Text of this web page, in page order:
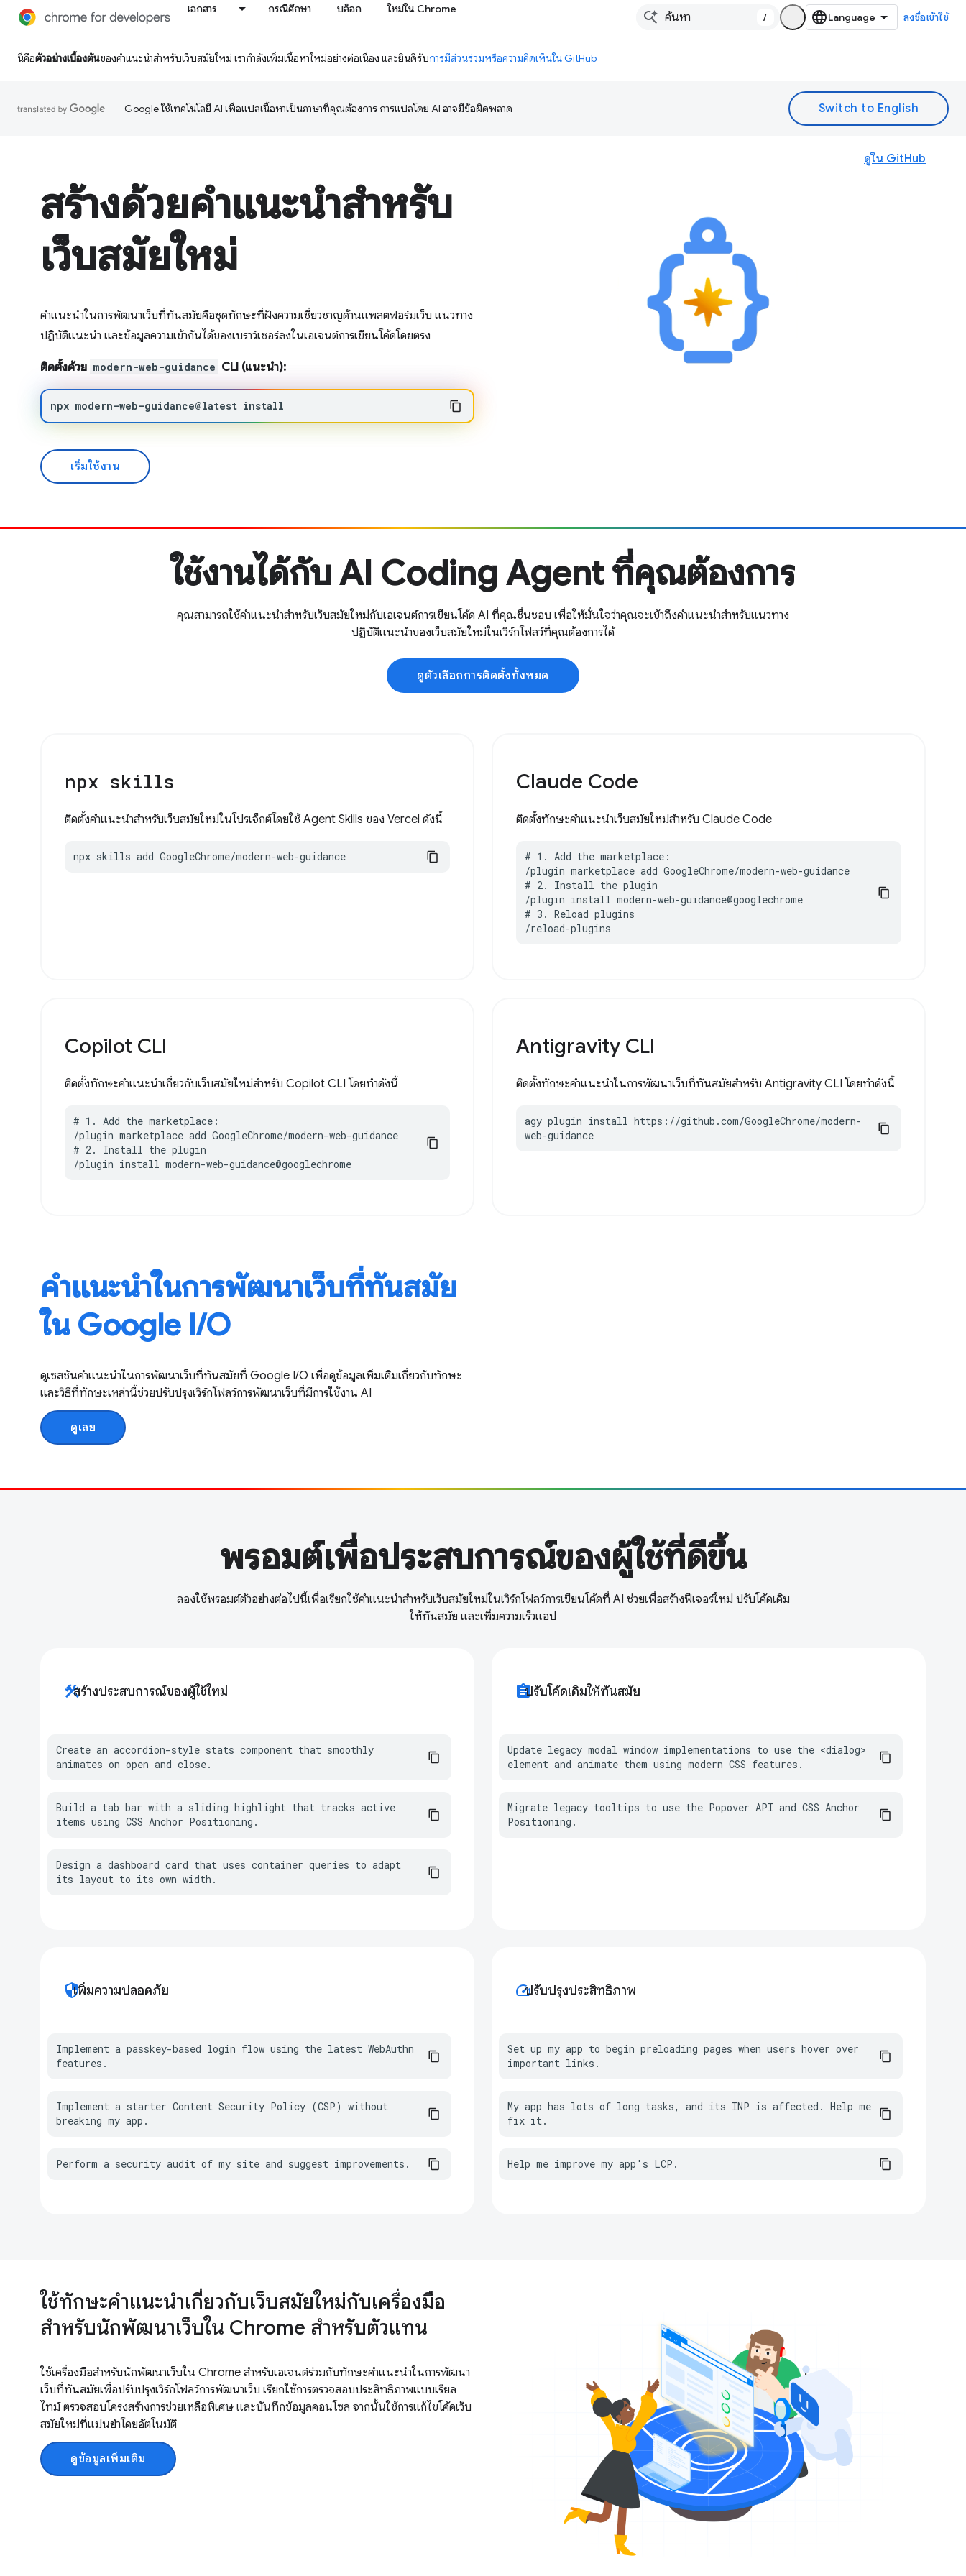
เอกสาร กรณีศึกษา บล็อก ใหม่ใน Chrome
/ ลงชื่อเข้าใช้
นี่คือตัวอย่างเบื้องต้นของคำแนะนำสำหรับเว็บสมัยใหม่ เรากำลังเพิ่มเนื้อหาใหม่อย่างต่อเนื่อง และยินดีรับการมีส่วนร่วมหรือความคิดเห็นใน GitHub
Google ใช้เทคโนโลยี AI เพื่อแปลเนื้อหาเป็นภาษาที่คุณต้องการ การแปลโดย AI อาจมีข้อผิดพลาด
สร้างด้วยคำแนะนำสำหรับ
เว็บสมัยใหม่
คำแนะนำในการพัฒนาเว็บที่ทันสมัยคือชุดทักษะที่ฝังความเชี่ยวชาญด้านแพลตฟอร์มเว็บ แนวทาง
ปฏิบัติแนะนำ และข้อมูลความเข้ากันได้ของเบราว์เซอร์ลงในเอเจนต์การเขียนโค้ดโดยตรง
ติดตั้งด้วย modern-web-guidance CLI (แนะนำ):
npx modern-web-guidance@latest install
เริ่มใช้งาน
ดูใน GitHub
ใช้งานได้กับ AI Coding Agent ที่คุณต้องการ
คุณสามารถใช้คำแนะนำสำหรับเว็บสมัยใหม่กับเอเจนต์การเขียนโค้ด AI ที่คุณชื่นชอบ เพื่อให้มั่นใจว่าคุณจะเข้าถึงคำแนะนำสำหรับแนวทาง
ปฏิบัติแนะนำของเว็บสมัยใหม่ในเวิร์กโฟลว์ที่คุณต้องการได้
ดูตัวเลือกการติดตั้งทั้งหมด
npx skills
ติดตั้งคำแนะนำสำหรับเว็บสมัยใหม่ในโปรเจ็กต์โดยใช้ Agent Skills ของ Vercel ดังนี้
npx skills add GoogleChrome/modern-web-guidance
Claude Code
ติดตั้งทักษะคำแนะนำเว็บสมัยใหม่สำหรับ Claude Code
# 1. Add the marketplace:
/plugin marketplace add GoogleChrome/modern-web-guidance
# 2. Install the plugin
/plugin install modern-web-guidance@googlechrome
# 3. Reload plugins
/reload-plugins
Copilot CLI
ติดตั้งทักษะคำแนะนำเกี่ยวกับเว็บสมัยใหม่สำหรับ Copilot CLI โดยทำดังนี้
# 1. Add the marketplace:
/plugin marketplace add GoogleChrome/modern-web-guidance
# 2. Install the plugin
/plugin install modern-web-guidance@googlechrome
Antigravity CLI
ติดตั้งทักษะคำแนะนำในการพัฒนาเว็บที่ทันสมัยสำหรับ Antigravity CLI โดยทำดังนี้
agy plugin install https://github.com/GoogleChrome/modern-
web-guidance
คำแนะนำในการพัฒนาเว็บที่ทันสมัย
ใน Google I / O
ดูเซสชันคำแนะนำในการพัฒนาเว็บที่ทันสมัยที่ Google I / O เพื่อดูข้อมูลเพิ่มเติมเกี่ยวกับทักษะ
และวิธีที่ทักษะเหล่านี้ช่วยปรับปรุงเวิร์กโฟลว์การพัฒนาเว็บที่มีการใช้งาน AI
ดูเลย
พรอมต์เพื่อประสบการณ์ของผู้ใช้ที่ดีขึ้น
ลองใช้พรอมต์ตัวอย่างต่อไปนี้เพื่อเรียกใช้คำแนะนำสำหรับเว็บสมัยใหม่ในเวิร์กโฟลว์การเขียนโค้ดที่ AI ช่วยเพื่อสร้างฟีเจอร์ใหม่ ปรับโค้ดเดิม
ให้ทันสมัย และเพิ่มความเร็วแอป
constructionสร้างประสบการณ์ของผู้ใช้ใหม่
Create an accordion-style stats component that smoothly
animates on open and close.
Build a tab bar with a sliding highlight that tracks active
items using CSS Anchor Positioning.
Design a dashboard card that uses container queries to adapt
its layout to its own width.
assignmentปรับโค้ดเดิมให้ทันสมัย
Update legacy modal window implementations to use the <dialog>
element and animate them using modern CSS features.
Migrate legacy tooltips to use the Popover API and CSS Anchor
Positioning.
securityเพิ่มความปลอดภัย
Implement a passkey-based login flow using the latest WebAuthn
features.
Implement a starter Content Security Policy (CSP) without
breaking my app.
Perform a security audit of my site and suggest improvements.
speedปรับปรุงประสิทธิภาพ
Set up my app to begin preloading pages when users hover over
important links.
My app has lots of long tasks, and its INP is affected. Help me
fix it.
Help me improve my app's LCP.
ใช้ทักษะคำแนะนำเกี่ยวกับเว็บสมัยใหม่กับเครื่องมือ
สำหรับนักพัฒนาเว็บใน Chrome สำหรับตัวแทน
ใช้เครื่องมือสำหรับนักพัฒนาเว็บใน Chrome สำหรับเอเจนต์ร่วมกับทักษะคำแนะนำในการพัฒนา
เว็บที่ทันสมัยเพื่อปรับปรุงเวิร์กโฟลว์การพัฒนาเว็บ เรียกใช้การตรวจสอบประสิทธิภาพแบบเรียล
ไทม์ ตรวจสอบโครงสร้างการช่วยเหลือพิเศษ และบันทึกข้อมูลคอนโซล จากนั้นใช้การแก้ไขโค้ดเว็บ
สมัยใหม่ที่แม่นยำโดยอัตโนมัติ
ดูข้อมูลเพิ่มเติม